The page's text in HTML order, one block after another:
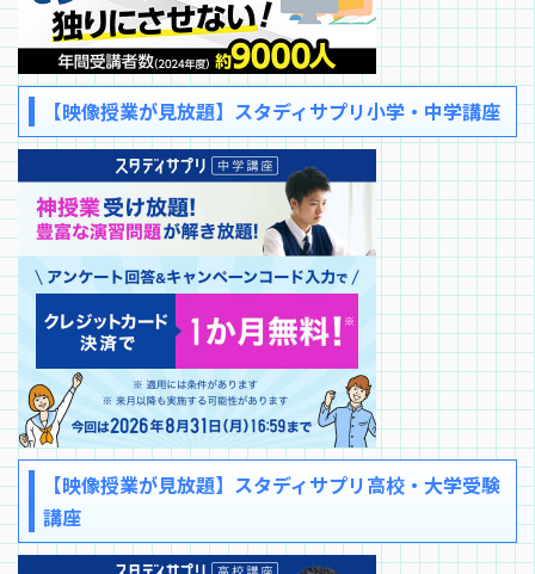
【映像授業が見放題】スタディサプリ小学・中学講座
【映像授業が見放題】スタディサプリ高校・大学受験
講座